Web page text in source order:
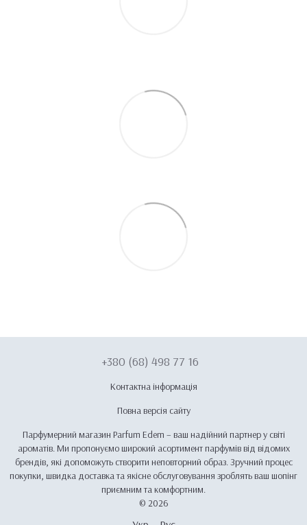
+380 (68) 498 77 16
Контактна інформація
Повна версія сайту
Парфумерний магазин Parfum Edem – ваш надійний партнер у світі
ароматів. Ми пропонуємо широкий асортимент парфумів від відомих
брендів, які допоможуть створити неповторний образ. Зручний процес
покупки, швидка доставка та якісне обслуговування зроблять ваш шопінг
приємним та комфортним.
© 2026